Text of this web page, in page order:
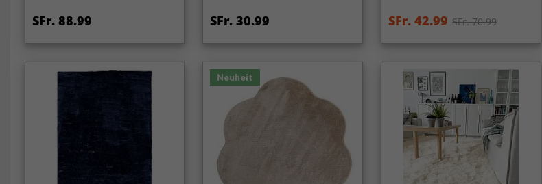
SFr. 88.99 SFr. 30.99 SFr. 42.99 SFr. 70.99
Neuheit